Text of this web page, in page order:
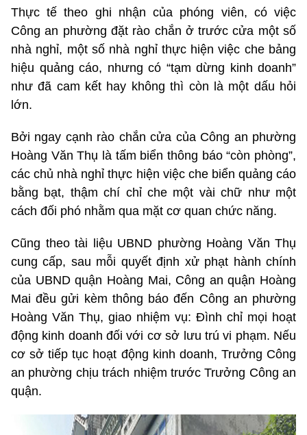
Thực tế theo ghi nhận của phóng viên, có việc
Công an phường đặt rào chắn ở trước cửa một số
nhà nghỉ, một số nhà nghỉ thực hiện việc che bảng
hiệu quảng cáo, nhưng có “tạm dừng kinh doanh”
như đã cam kết hay không thì còn là một dấu hỏi
lớn.
Bởi ngay cạnh rào chắn cửa của Công an phường
Hoàng Văn Thụ là tấm biển thông báo “còn phòng”,
các chủ nhà nghỉ thực hiện việc che biển quảng cáo
bằng bạt, thậm chí chỉ che một vài chữ như một
cách đối phó nhằm qua mặt cơ quan chức năng.
Cũng theo tài liệu UBND phường Hoàng Văn Thụ
cung cấp, sau mỗi quyết định xử phạt hành chính
của UBND quận Hoàng Mai, Công an quận Hoàng
Mai đều gửi kèm thông báo đến Công an phường
Hoàng Văn Thụ, giao nhiệm vụ: Đình chỉ mọi hoạt
động kinh doanh đối với cơ sở lưu trú vi phạm. Nếu
cơ sở tiếp tục hoạt động kinh doanh, Trưởng Công
an phường chịu trách nhiệm trước Trưởng Công an
quận.